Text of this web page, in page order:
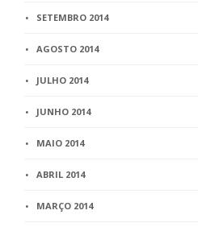
SETEMBRO 2014
AGOSTO 2014
JULHO 2014
JUNHO 2014
MAIO 2014
ABRIL 2014
MARÇO 2014